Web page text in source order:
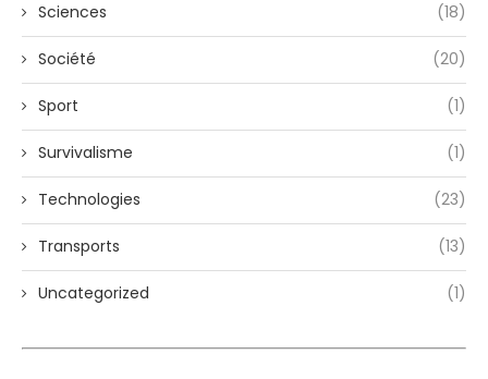
Sciences (18)
Société (20)
Sport (1)
Survivalisme (1)
Technologies (23)
Transports (13)
Uncategorized (1)